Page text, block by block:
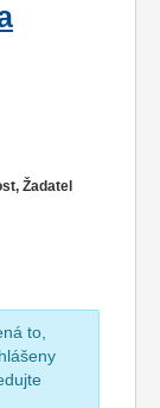
Žadatel
to,